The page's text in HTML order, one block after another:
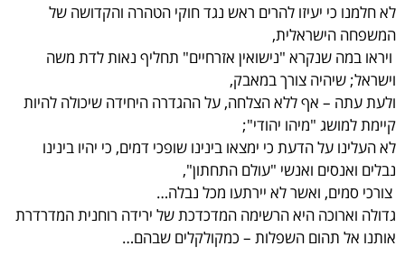
לא חלמנו כי יעיזו להרים ראש נגד חוקי הטהרה והקדושה של
המשפחה הישראלית,
ויראו במה שנקרא "נישואין אזרחיים" תחליף נאות לדת משה
וישראל; שיהיה צורך במאבק,
ולעת עתה – אף ללא הצלחה, על ההגדרה היחידה שיכולה להיות
קיימת למושג "מיהו יהודי";
לא העלינו על הדעת כי ימצאו בינינו שופכי דמים, כי יהיו בינינו
נבלים ואנסים ואנשי "עולם התחתון",
צורכי סמים, ואשר לא יירתעו מכל נבלה…
גדולה וארוכה היא הרשימה המדכדכת של ירידה רוחנית המדרדרת
אותנו אל תהום השפלות – כמקולקלים שבהם…